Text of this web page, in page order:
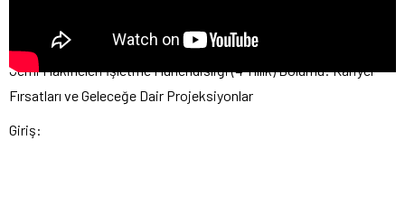
Gemi Makineleri İşletme Mühendisliği (4 Yıllık) Bölümü: Kariyer
Fırsatları ve Geleceğe Dair Projeksiyonlar
Giriş: